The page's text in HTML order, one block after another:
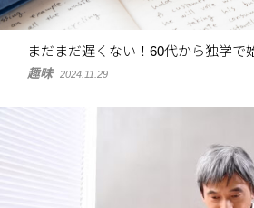
まだまだ遅くない！60代から独学で
趣味 2024.11.29